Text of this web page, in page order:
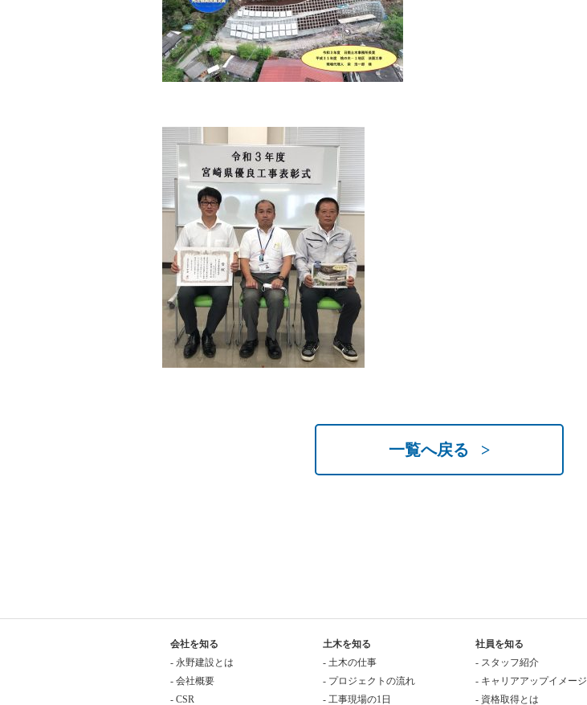
一覧へ戻る >
会社を知る
- 永野建設とは
- 会社概要
- CSR
土木を知る
- 土木の仕事
- プロジェクトの流れ
- 工事現場の1日
社員を知る
- スタッフ紹介
- キャリアアップイメージ
- 資格取得とは